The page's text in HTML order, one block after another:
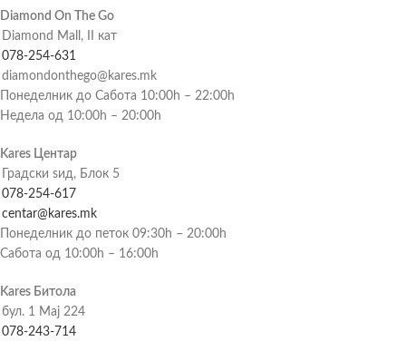
Diamond On The Go
Diamond Mall, II кат
078-254-631
diamondonthego@kares.mk
Понеделник до Сабота 10:00h – 22:00h
Недела од 10:00h – 20:00h
Kares Центар
Градски ѕид, Блок 5
078-254-617
centar@kares.mk
Понеделник до петок 09:30h – 20:00h
Сабота од 10:00h – 16:00h
Kares Битола
бул. 1 Мај 224
078-243-714